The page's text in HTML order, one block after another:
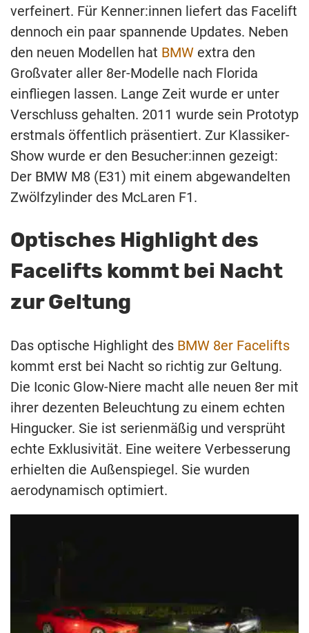
verfeinert. Für Kenner:innen liefert das Facelift
dennoch ein paar spannende Updates. Neben
den neuen Modellen hat BMW extra den
Großvater aller 8er-Modelle nach Florida
einfliegen lassen. Lange Zeit wurde er unter
Verschluss gehalten. 2011 wurde sein Prototyp
erstmals öffentlich präsentiert. Zur Klassiker-
Show wurde er den Besucher:innen gezeigt:
Der BMW M8 (E31) mit einem abgewandelten
Zwölfzylinder des McLaren F1.
Optisches Highlight des
Facelifts kommt bei Nacht
zur Geltung
Das optische Highlight des BMW 8er Facelifts
kommt erst bei Nacht so richtig zur Geltung.
Die Iconic Glow-Niere macht alle neuen 8er mit
ihrer dezenten Beleuchtung zu einem echten
Hingucker. Sie ist serienmäßig und versprüht
echte Exklusivität. Eine weitere Verbesserung
erhielten die Außenspiegel. Sie wurden
aerodynamisch optimiert.